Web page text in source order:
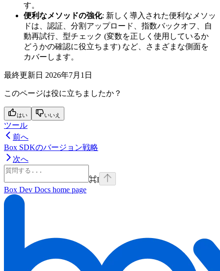
す。
便利なメソッドの強化: 新しく導入された便利なメソッ
ドは、認証、分割アップロード、指数バックオフ、自
動再試行、型チェック (変数を正しく使用しているか
どうかの確認に役立ちます) など、さまざまな側面を
カバーします。
最終更新日 2026年7月1日
このページは役に立ちましたか？
はい いいえ
ツール
前へ
Box SDKのバージョン戦略
次へ
⌘I
Box Dev Docs home page